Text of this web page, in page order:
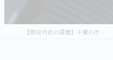
【即日対応の探偵】千葉の浮気調査｜相談無料・比較しておすすめ／総合探偵社シークレットシャドー 千葉オフィス